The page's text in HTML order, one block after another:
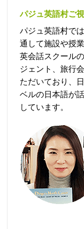
パジュ英語村ご
パジュ英語村で
通して施設や授
英会話スクール
ジェント、旅行
ただいており、
ベルの日本語が
しています。